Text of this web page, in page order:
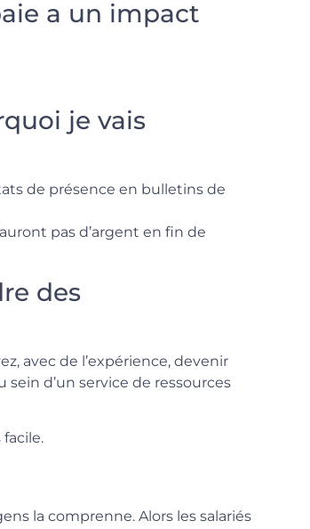
a un impact
je vais
de présence en bulletins de
pas d’argent en fin de
des
avec de l’expérience, devenir
d’un service de ressources
la comprenne. Alors les salariés